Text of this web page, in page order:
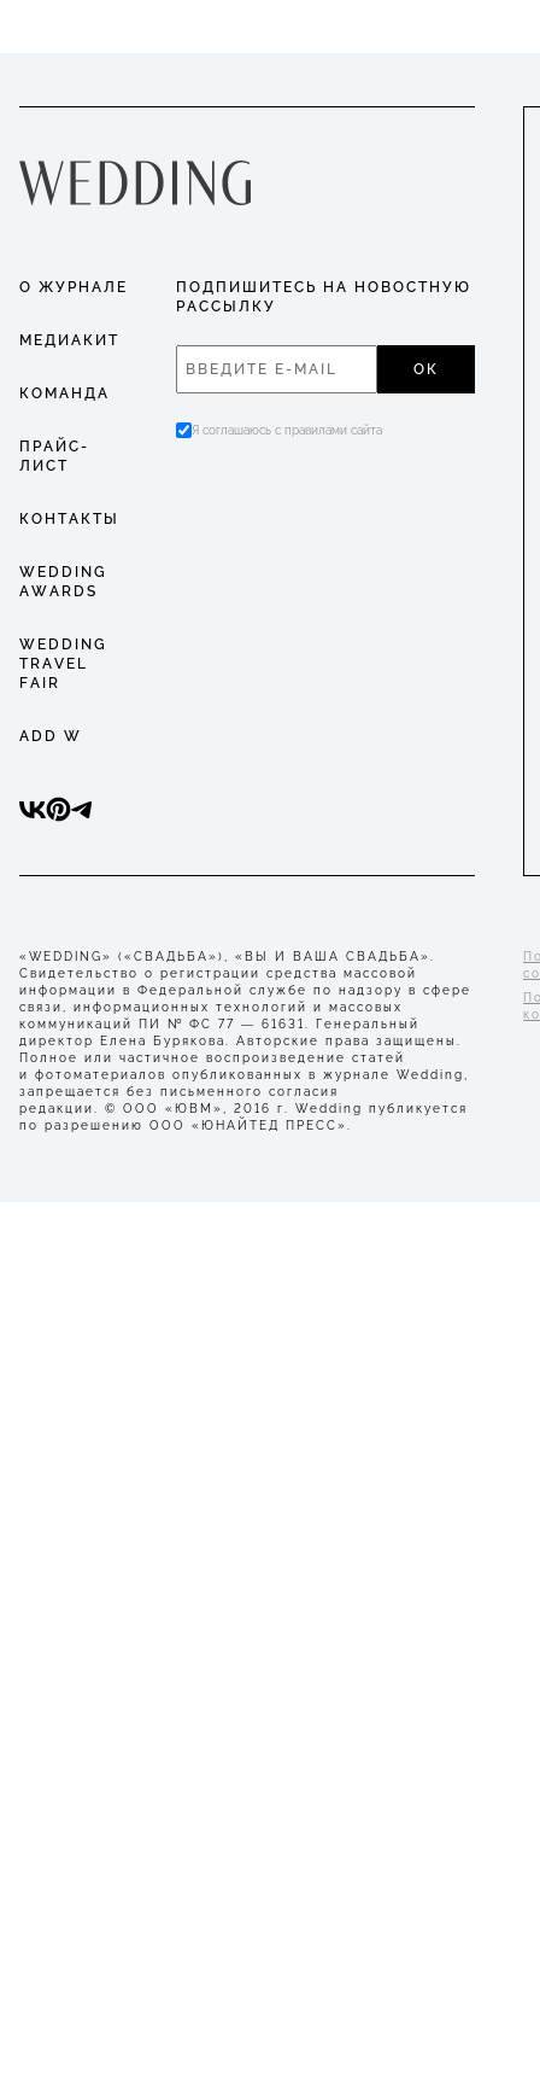
О ЖУРНАЛЕ
МЕДИАКИТ
КОМАНДА
ПРАЙС-
ЛИСТ
КОНТАКТЫ
WEDDING
AWARDS
WEDDING
TRAVEL
FAIR
ADD W
ПОДПИШИТЕСЬ НА НОВОСТНУЮ
РАССЫЛКУ
ОК
Я соглашаюсь с правилами сайта
«WEDDING» («СВАДЬБА»), «ВЫ И ВАША СВАДЬБА».
Свидетельство о регистрации средства массовой
информации в Федеральной службе по надзору в сфере
связи, информационных технологий и массовых
коммуникаций ПИ № ФС 77 — 61631. Генеральный
директор Елена Бурякова. Авторские права защищены.
Полное или частичное воспроизведение статей
и фотоматериалов опубликованных в журнале Wedding,
запрещается без письменного согласия
редакции. © ООО «ЮВМ», 2016 г. Wedding публикуется
по разрешению ООО «ЮНАЙТЕД ПРЕСС».